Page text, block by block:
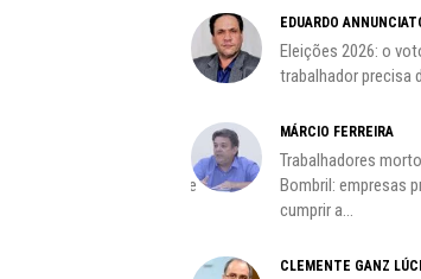
A geopolítica nas eleições de
EDUARDO
Eleições 2026: o
trabalhador precisa
MÁRCIO FERREIRA
Trabalhadores
Bombril: empresas
cumprir a...
CLEMENTE GANZ